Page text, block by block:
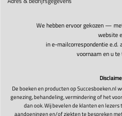
We hebben ervoor gekozen —
website
in e-mailcorrespondentie e.d.
voornaam en u
De boeken en producten op Succesboeken.nl
genezing, behandeling, vermindering of het
dan ook. Wij bevelen de klanten en
aandoeningen en/of ziekten te bespreken